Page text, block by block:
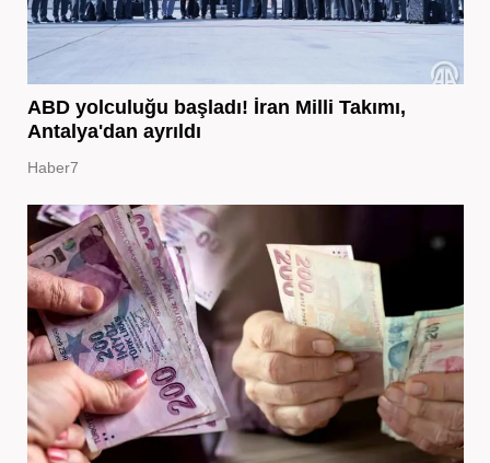
ABD yolculuğu başladı! İran Milli Takımı,
Antalya'dan ayrıldı
Haber7